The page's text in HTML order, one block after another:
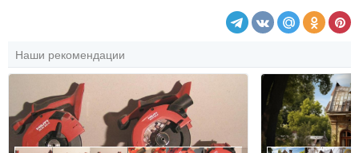
Наши рекомендации